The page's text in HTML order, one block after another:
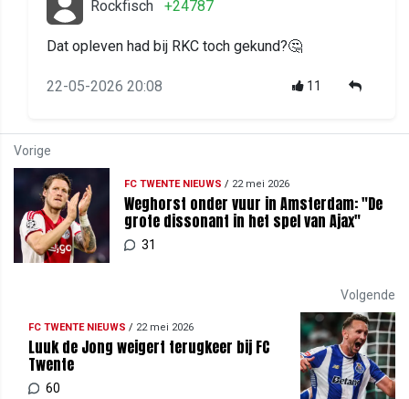
Rockfisch +24787
Dat opleven had bij RKC toch gekund?🤔
22-05-2026 20:08 11
Vorige
FC TWENTE NIEUWS / 22 mei 2026
Weghorst onder vuur in Amsterdam: "De
grote dissonant in het spel van Ajax"
31
Volgende
FC TWENTE NIEUWS / 22 mei 2026
Luuk de Jong weigert terugkeer bij FC
Twente
60